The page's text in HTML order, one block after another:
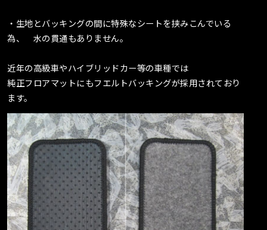
・生地とバッキングの間に特殊なシートを挟みこんでいる
為、 水の貫通もありません。
近年の高級車やハイブリッドカー等の車種では
純正フロアマットにもフエルトバッキングが採用されており
ます。